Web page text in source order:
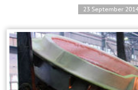
23 September